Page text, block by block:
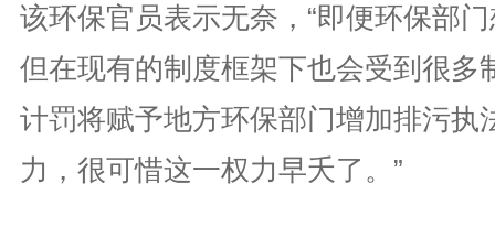
该环保官员表示无奈，“即便环保部
但在现有的制度框架下也会受到很多
计罚将赋予地方环保部门增加排污执
力，很可惜这一权力早夭了。”